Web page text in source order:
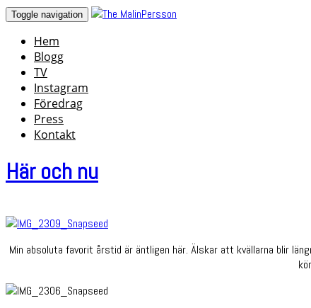
Skip
content
Toggle navigation
Hem
Blogg
TV
Instagram
Föredrag
Press
Kontakt
Här och nu
Min absoluta favorit årstid är äntligen här. Älskar att kvällarna blir